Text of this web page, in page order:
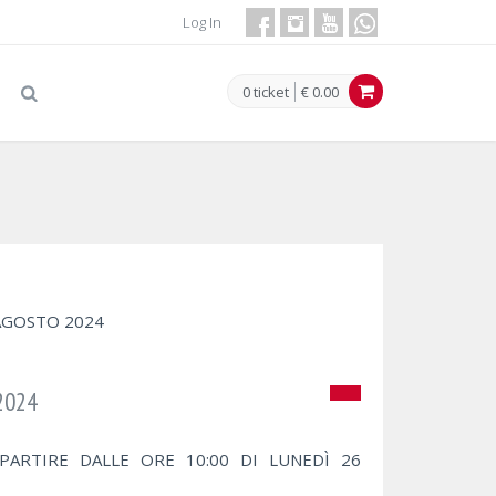
Log In
0 ticket € 0.00
2024
DALLE ORE 10:00 DI LUNEDÌ 26